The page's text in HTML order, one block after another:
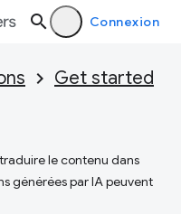
Connexion
Get started
le contenu dans
générées par IA peuvent